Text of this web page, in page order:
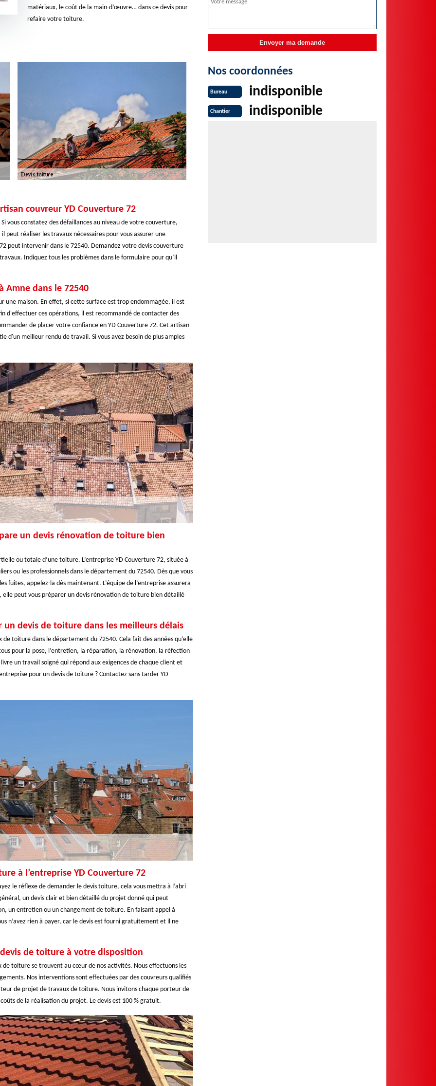
matériaux, le coût de la main-d’œuvre… dans ce devis pour
refaire votre toiture.
couvreur YD Couverture 72
vous constatez des défaillances au niveau de votre couverture,
réaliser les travaux nécessaires pour vous assurer une
peut intervenir dans le 72540. Demandez votre devis couverture
Indiquez tous les problèmes dans le formulaire pour qu’il
Amne dans le 72540
une maison. En effet, si cette surface est trop endommagée, il est
d'effectuer ces opérations, il est recommandé de contacter des
de placer votre confiance en YD Couverture 72. Cet artisan
d'un meilleur rendu de travail. Si vous avez besoin de plus amples
un devis rénovation de toiture bien
ou totale d’une toiture. L’entreprise YD Couverture 72, située à
ou les professionnels dans le département du 72540. Dès que vous
fuites, appelez-la dès maintenant. L’équipe de l’entreprise assurera
peut vous préparer un devis rénovation de toiture bien détaillé
un devis de toiture dans les meilleurs délais
toiture dans le département du 72540. Cela fait des années qu’elle
pour la pose, l’entretien, la réparation, la rénovation, la réfection
un travail soigné qui répond aux exigences de chaque client et
pour un devis de toiture ? Contactez sans tarder YD
à l’entreprise YD Couverture 72
le réflexe de demander le devis toiture, cela vous mettra à l’abri
un devis clair et bien détaillé du projet donné qui peut
un entretien ou un changement de toiture. En faisant appel à
n’avez rien à payer, car le devis est fourni gratuitement et il ne
de toiture à votre disposition
toiture se trouvent au cœur de nos activités. Nous effectuons les
Nos interventions sont effectuées par des couvreurs qualifiés
de projet de travaux de toiture. Nous invitons chaque porteur de
de la réalisation du projet. Le devis est 100 % gratuit.
Nos coordonnées
Bureau indisponible
Chantier indisponible